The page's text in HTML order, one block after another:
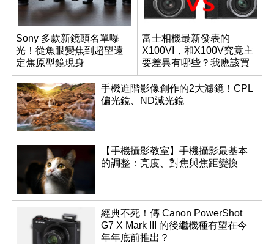
Sony 多款新鏡頭名單曝
光！從魚眼變焦到超望遠
定焦原型鏡現身
富士相機最新發表的
X100VI，和X100V究竟主
要差異有哪些？我應該買
哪一台？
手機進階影像創作的2大濾鏡！CPL
偏光鏡、ND減光鏡
【手機攝影教室】手機攝影最基本
的調整：亮度、對焦與焦距變換
經典不死！傳 Canon PowerShot
G7 X Mark III 的後繼機種有望在今
年年底前推出？